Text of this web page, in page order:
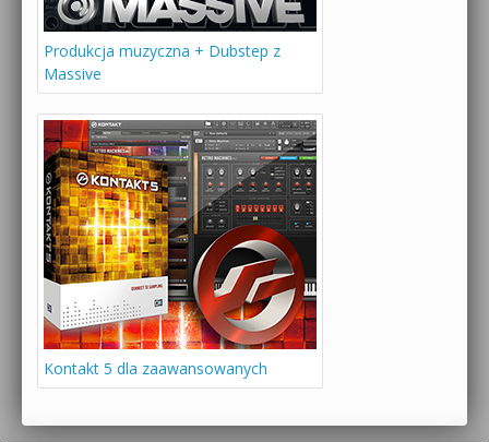
Produkcja muzyczna + Dubstep z
Massive
Kontakt 5 dla zaawansowanych